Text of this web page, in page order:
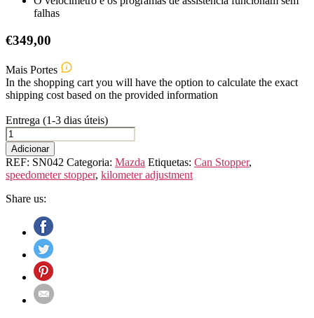
falhas
€349,00
Mais Portes
In the shopping cart you will have the option to calculate the exact
shipping cost based on the provided information
Entrega (1-3 dias úteis)
Quantidade
de
MAZDA
CX-
5
KE
GEN.)
Adicionar
REF: SN042 Categoria: Mazda Etiquetas: Can Stopper,
speedometer stopper, kilometer adjustment
Share us: